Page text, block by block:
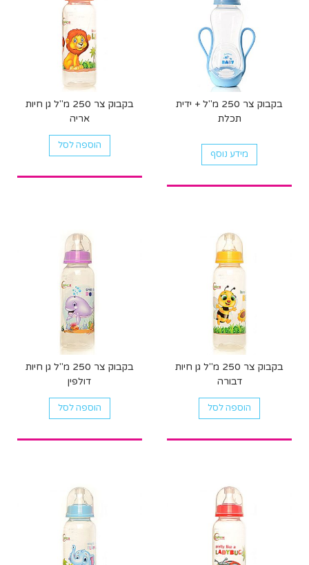
בקבוק צר 250 מ"ל + ידית
תכלת
מידע נוסף
בקבוק צר 250 מ"ל גן חיות
אריה
הוספה לסל
בקבוק צר 250 מ"ל גן חיות
דבורה
הוספה לסל
בקבוק צר 250 מ"ל גן חיות
דולפין
הוספה לסל